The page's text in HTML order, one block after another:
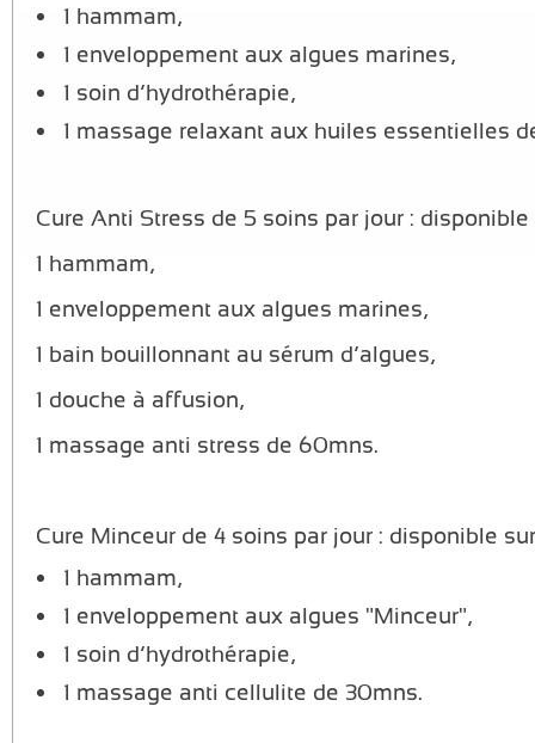
1 hammam,
1 enveloppement aux algues marines,
1 soin d’hydrothérapie,
1 massage relaxant aux huiles essentielles
Cure Anti Stress de 5 soins par jour :
1 hammam,
1 enveloppement aux algues marines,
1 bain bouillonnant au sérum d’algues,
1 douche à affusion,
1 massage anti stress de 60mns.
Cure Minceur de 4 soins par jour : disponible
1 hammam,
1 enveloppement aux algues "Minceur",
1 soin d’hydrothérapie,
1 massage anti cellulite de 30mns.